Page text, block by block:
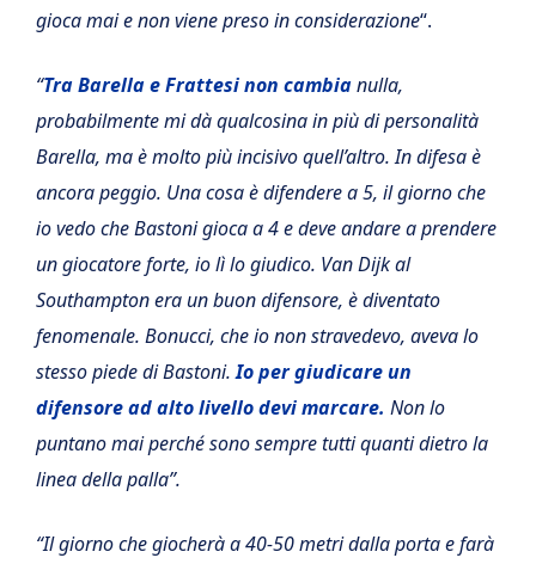
gioca mai e non viene preso in considerazione“.
“Tra Barella e Frattesi non cambianulla,
probabilmente mi dà qualcosina in più di personalità
Barella, ma è molto più incisivo quell’altro. In difesa è
ancora peggio. Una cosa è difendere a 5, il giorno che
io vedo che Bastoni gioca a 4 e deve andare a prendere
un giocatore forte, io lì lo giudico. Van Dijk al
Southampton era un buon difensore, è diventato
fenomenale. Bonucci, che io non stravedevo, aveva lo
stesso piede di Bastoni.Io per giudicare un
difensore ad alto livello devi marcare. Non lo
puntano mai perché sono sempre tutti quanti dietro la
linea della palla”.
“Il giorno che giocherà a 40-50 metri dalla porta e farà